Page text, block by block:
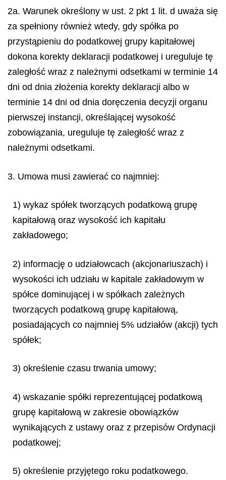
2a. Warunek określony w ust. 2 pkt 1 lit. d uważa się
za spełniony również wtedy, gdy spółka po
przystąpieniu do podatkowej grupy kapitałowej
dokona korekty deklaracji podatkowej i ureguluje tę
zaległość wraz z należnymi odsetkami w terminie 14
dni od dnia złożenia korekty deklaracji albo w
terminie 14 dni od dnia doręczenia decyzji organu
pierwszej instancji, określającej wysokość
zobowiązania, ureguluje tę zaległość wraz z
należnymi odsetkami.
3. Umowa musi zawierać co najmniej:
1) wykaz spółek tworzących podatkową grupę
kapitałową oraz wysokość ich kapitału
zakładowego;
2) informację o udziałowcach (akcjonariuszach) i
wysokości ich udziału w kapitale zakładowym w
spółce dominującej i w spółkach zależnych
tworzących podatkową grupę kapitałową,
posiadających co najmniej 5% udziałów (akcji) tych
spółek;
3) określenie czasu trwania umowy;
4) wskazanie spółki reprezentującej podatkową
grupę kapitałową w zakresie obowiązków
wynikających z ustawy oraz z przepisów Ordynacji
podatkowej;
5) określenie przyjętego roku podatkowego.